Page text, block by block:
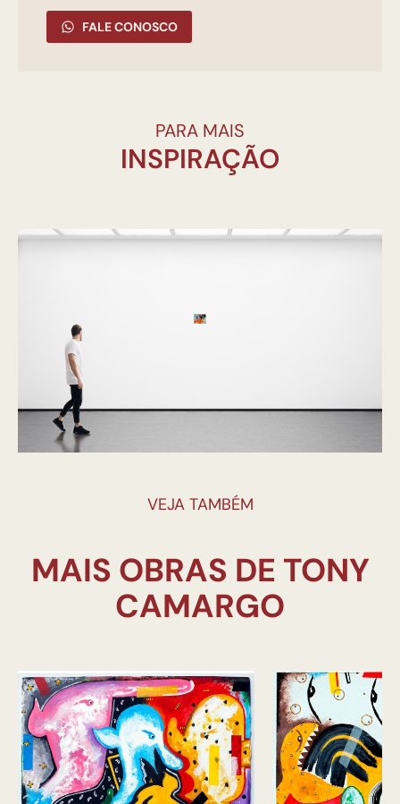
FALE CONOSCO
PARA MAIS
INSPIRAÇÃO
VEJA TAMBÉM
MAIS OBRAS DE TONY